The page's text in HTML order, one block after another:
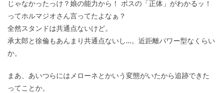
じゃなかったっけ？娘の能力から！ ボスの「正体」がわかるッ！
ってホルマジオさん言ってたよなぁ？
全然スタンドは共通点ないけど。
承太郎と徐倫もあんまり共通点ないし…。近距離パワー型なくらい
か。
まあ、あいつらにはメローネとかいう変態がいたから追跡できた
ってことか。